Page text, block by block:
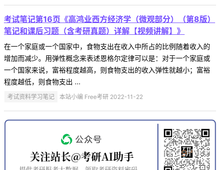
考试笔记第16页《高鸿业西方经济学（微观部分）（第8版）
笔记和课后习题（含考研真题）详解【视频讲解】》
在一个家庭或一个国家中，食物支出在收入中所占的比例随着收入的
增加而减少。用弹性概念来表述恩格尔定律可以是：对于一个家庭或
一个国家来说，富裕程度越高，则食物支出的收入弹性就越小；富裕
程度越低，则食物支出 ...
考试资料学习笔记 本站小编 Free考研 2022-11-22